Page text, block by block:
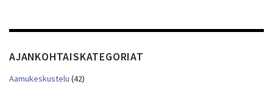
AJANKOHTAISKATEGORIAT
Aamukeskustelu (42)